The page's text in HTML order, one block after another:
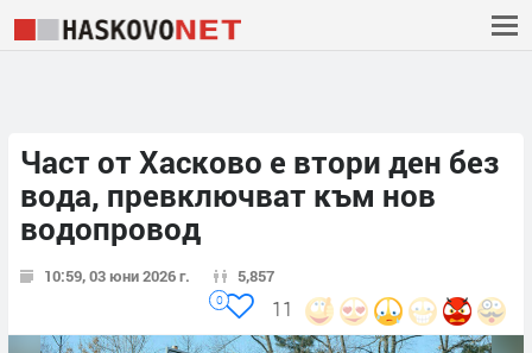
Част от Хасково е втори ден без
вода, превключват към нов
водопровод
10:59, 03 юни 2026 г. 5,857
11
0